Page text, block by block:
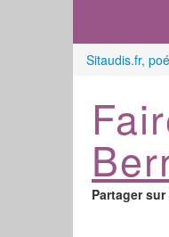
Sitaudis.fr,
Partager sur